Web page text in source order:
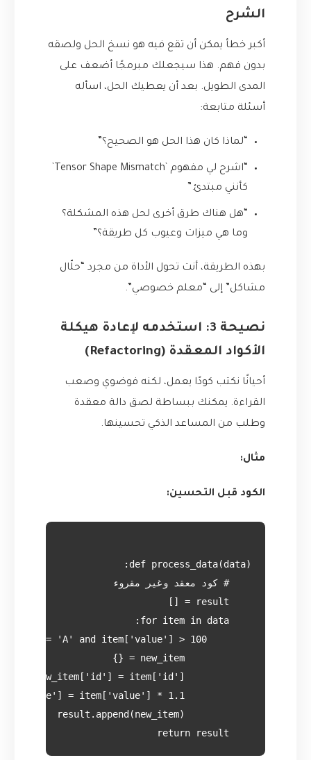
الشرح
أكبر خطأ يمكن أن تقع فيه هو نسخ الحل ولصقه
بدون فهم. هذا سيجعلك مبرمجًا أضعف على
المدى الطويل. بعد أن يعطيك الحل، اسأله
أسئلة متابعة:
“لماذا كان هذا الحل هو الصحيح؟”
كأنني مبتدئ.”
“هل هناك طرق أخرى لحل هذه المشكلة؟
وما هي ميزات وعيوب كل طريقة؟”
بهذه الطريقة، أنت تحول الأداة من مجرد “حلّال
مشاكل” إلى “معلم خصوصي”.
نصيحة 3: استخدمه لإعادة هيكلة
الأكواد المعقدة (Refactoring)
أحيانًا نكتب كودًا يعمل، لكنه فوضوي وصعب
القراءة. يمكنك ببساطة لصق دالة معقدة
وطلب من المساعد الذكي تحسينها.
مثال:
الكود قبل التحسين: